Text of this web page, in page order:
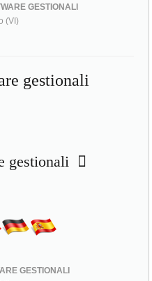
GESTIONALI
(VI)
gestionali
gestionali
GESTIONALI